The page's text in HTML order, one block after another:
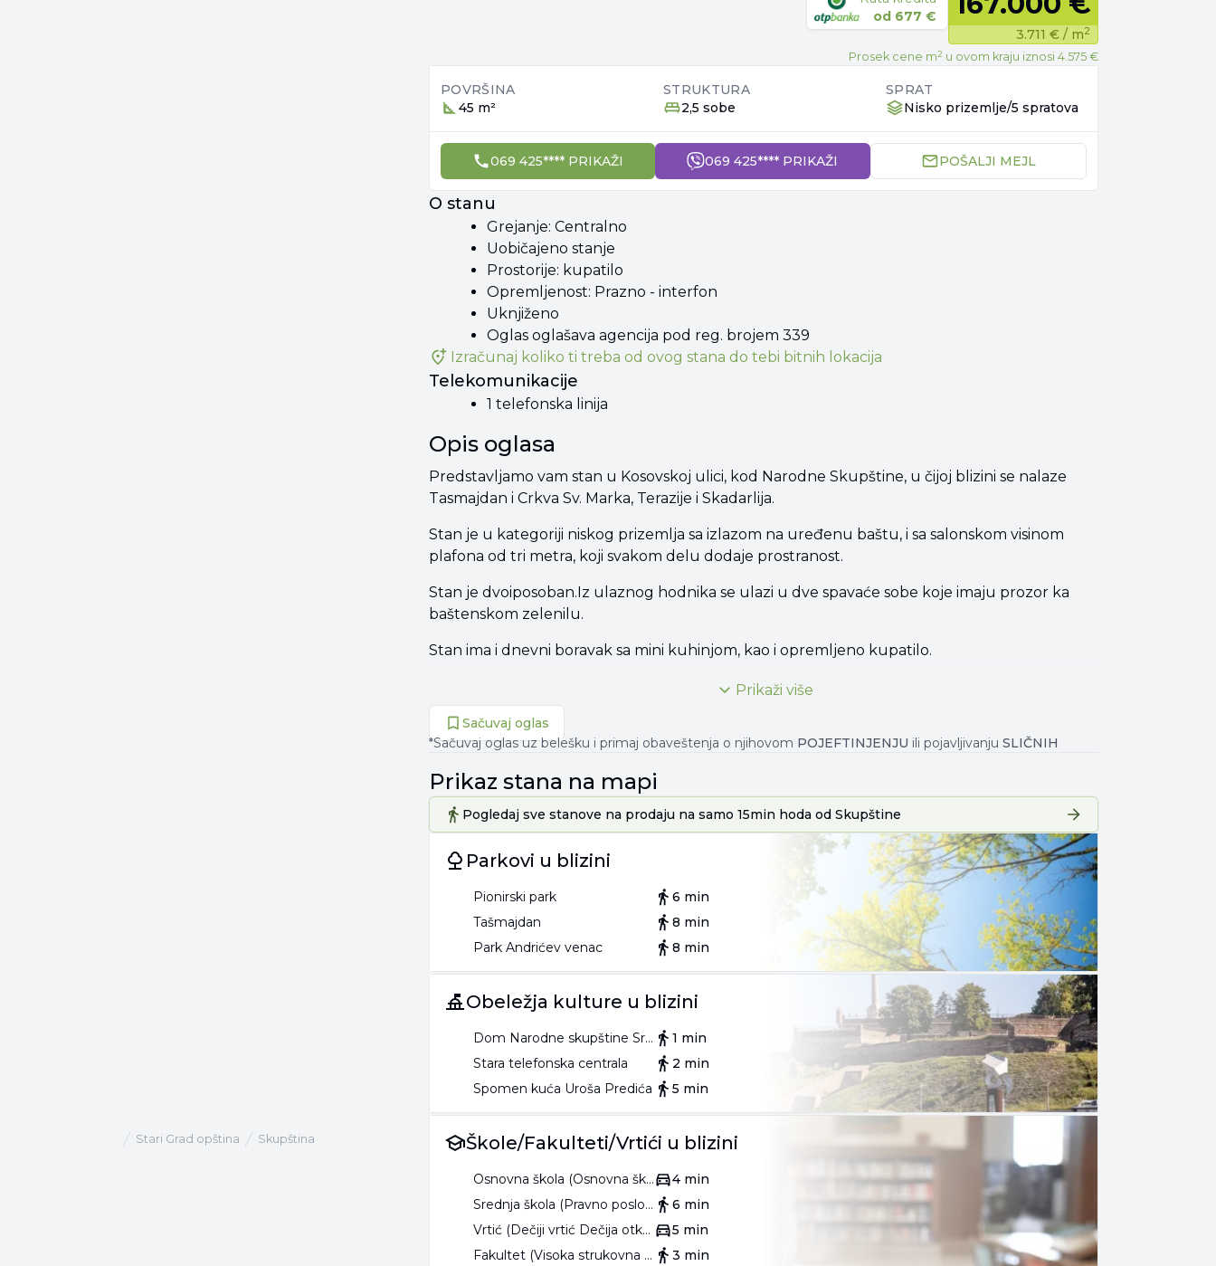
Stari Grad opština Skupština
od 677 €
3.711 € / m2
Prosek cene m2 u ovom kraju iznosi 4.575 €
POVRŠINA
45 m²
STRUKTURA
2,5 sobe
SPRAT
Nisko prizemlje/5 spratova
069 425**** PRIKAŽI 069 425**** PRIKAŽI POŠALJI MEJL
O stanu
Grejanje: Centralno
Uobičajeno stanje
Prostorije: kupatilo
Opremljenost: Prazno - interfon
Uknjiženo
Oglas oglašava agencija pod reg. brojem 339
Izračunaj koliko ti treba od ovog stana do tebi bitnih lokacija
Telekomunikacije
1 telefonska linija
Opis oglasa
Predstavljamo vam stan u Kosovskoj ulici, kod Narodne Skupštine, u čijoj blizini se nalaze
Tasmajdan i Crkva Sv. Marka, Terazije i Skadarlija.
Stan je u kategoriji niskog prizemlja sa izlazom na uređenu baštu, i sa salonskom visinom
plafona od tri metra, koji svakom delu dodaje prostranost.
Stan je dvoiposoban.Iz ulaznog hodnika se ulazi u dve spavaće sobe koje imaju prozor ka
baštenskom zelenilu.
Stan ima i dnevni boravak sa mini kuhinjom, kao i opremljeno kupatilo.
Stan je uknjižen, pogodan i za život i za investiciju.
Agencijska provizija 2%
"Art nekretnine" d.o.o. Beograd
Reg. br.339
011/26-2*-*** (prikaži broj)
Prikaži više
Sačuvaj oglas
*Sačuvaj oglas uz belešku i primaj obaveštenja o njihovom POJEFTINJENJU ili pojavljivanju SLIČNIH
Prikaz stana na mapi
Pogledaj sve stanove na prodaju na samo 15min hoda od Skupštine
Parkovi u blizini
Pionirski park
6 min
Tašmajdan
8 min
Park Andrićev venac
8 min
Obeležja kulture u blizini
Dom Narodne skupštine Srbije
1 min
Stara telefonska centrala
2 min
Spomen kuća Uroša Predića
5 min
Škole/Fakulteti/Vrtići u blizini
Osnovna škola (Osnovna škola Vuk Karadžić)
4 min
Srednja škola (Pravno poslovna škola)
6 min
Vrtić (Dečiji vrtić Dečija otkrivalica)
5 min
Fakultet (Visoka strukovna škola za preduzetništvo)
3 min